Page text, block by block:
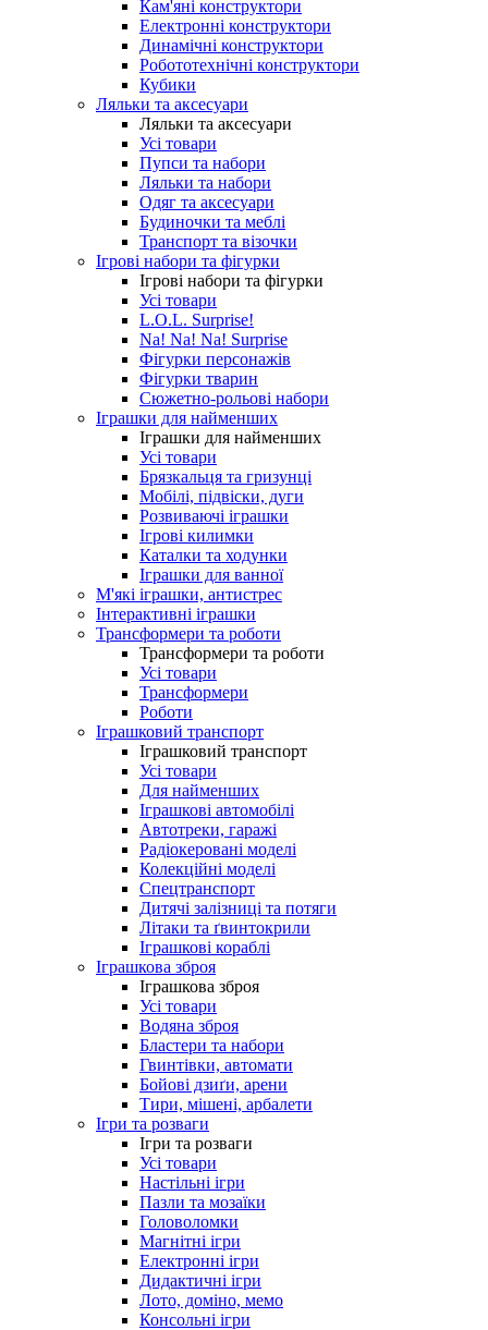
Кам'яні конструктори
Електронні конструктори
Динамічні конструктори
Робототехнічні конструктори
Кубики
Ляльки та аксесуари
Ляльки та аксесуари
Усі товари
Пупси та набори
Ляльки та набори
Одяг та аксесуари
Будиночки та меблі
Транспорт та візочки
Ігрові набори та фігурки
Ігрові набори та фігурки
Усі товари
L.O.L. Surprise!
Na! Na! Na! Surprise
Фігурки персонажів
Фігурки тварин
Сюжетно-рольові набори
Іграшки для найменших
Іграшки для найменших
Усі товари
Брязкальця та гризунці
Мобілі, підвіски, дуги
Розвиваючі іграшки
Ігрові килимки
Каталки та ходунки
Іграшки для ванної
М'які іграшки, антистрес
Інтерактивні іграшки
Трансформери та роботи
Трансформери та роботи
Усі товари
Трансформери
Роботи
Іграшковий транспорт
Іграшковий транспорт
Усі товари
Для найменших
Іграшкові автомобілі
Автотреки, гаражі
Радіокеровані моделі
Колекційні моделі
Спецтранспорт
Дитячі залізниці та потяги
Літаки та ґвинтокрили
Іграшкові кораблі
Іграшкова зброя
Іграшкова зброя
Усі товари
Водяна зброя
Бластери та набори
Гвинтівки, автомати
Бойові дзиґи, арени
Тири, мішені, арбалети
Ігри та розваги
Ігри та розваги
Усі товари
Настільні ігри
Пазли та мозаїки
Головоломки
Магнітні ігри
Електронні ігри
Дидактичні ігри
Лото, доміно, мемо
Консольні ігри